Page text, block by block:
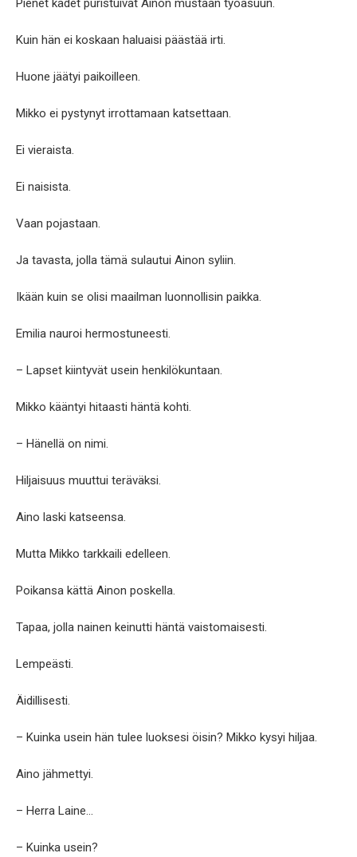
Pienet kädet puristuivat Ainon mustaan työasuun.
Kuin hän ei koskaan haluaisi päästää irti.
Huone jäätyi paikoilleen.
Mikko ei pystynyt irrottamaan katsettaan.
Ei vieraista.
Ei naisista.
Vaan pojastaan.
Ja tavasta, jolla tämä sulautui Ainon syliin.
Ikään kuin se olisi maailman luonnollisin paikka.
Emilia nauroi hermostuneesti.
– Lapset kiintyvät usein henkilökuntaan.
Mikko kääntyi hitaasti häntä kohti.
– Hänellä on nimi.
Hiljaisuus muuttui teräväksi.
Aino laski katseensa.
Mutta Mikko tarkkaili edelleen.
Poikansa kättä Ainon poskella.
Tapaa, jolla nainen keinutti häntä vaistomaisesti.
Lempeästi.
Äidillisesti.
– Kuinka usein hän tulee luoksesi öisin? Mikko kysyi hiljaa.
Aino jähmettyi.
– Herra Laine…
– Kuinka usein?